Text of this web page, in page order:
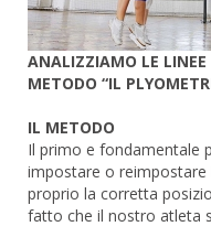
ANALIZZIAMO LE LINEE
METODO “IL
IL METODO
Il primo e fondamentale
impostare o
proprio la corretta
fatto che il nostro atleta